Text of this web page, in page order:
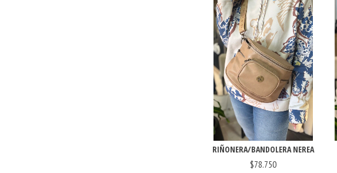
RIÑONERA/BANDOLERA NEREA
$78.750